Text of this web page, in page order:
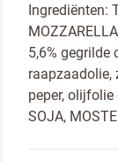
Ingrediënten:
5,6% gegrilde
raapzaadolie,
peper, olijfolie
SOJA,
Om spam te
afbeelding